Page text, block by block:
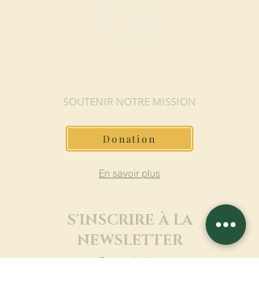
SOUTENIR NOTRE MISSION
Donation
En savoir plus
S'INSCRIRE À LA
NEWSLETTER
En savoir plus